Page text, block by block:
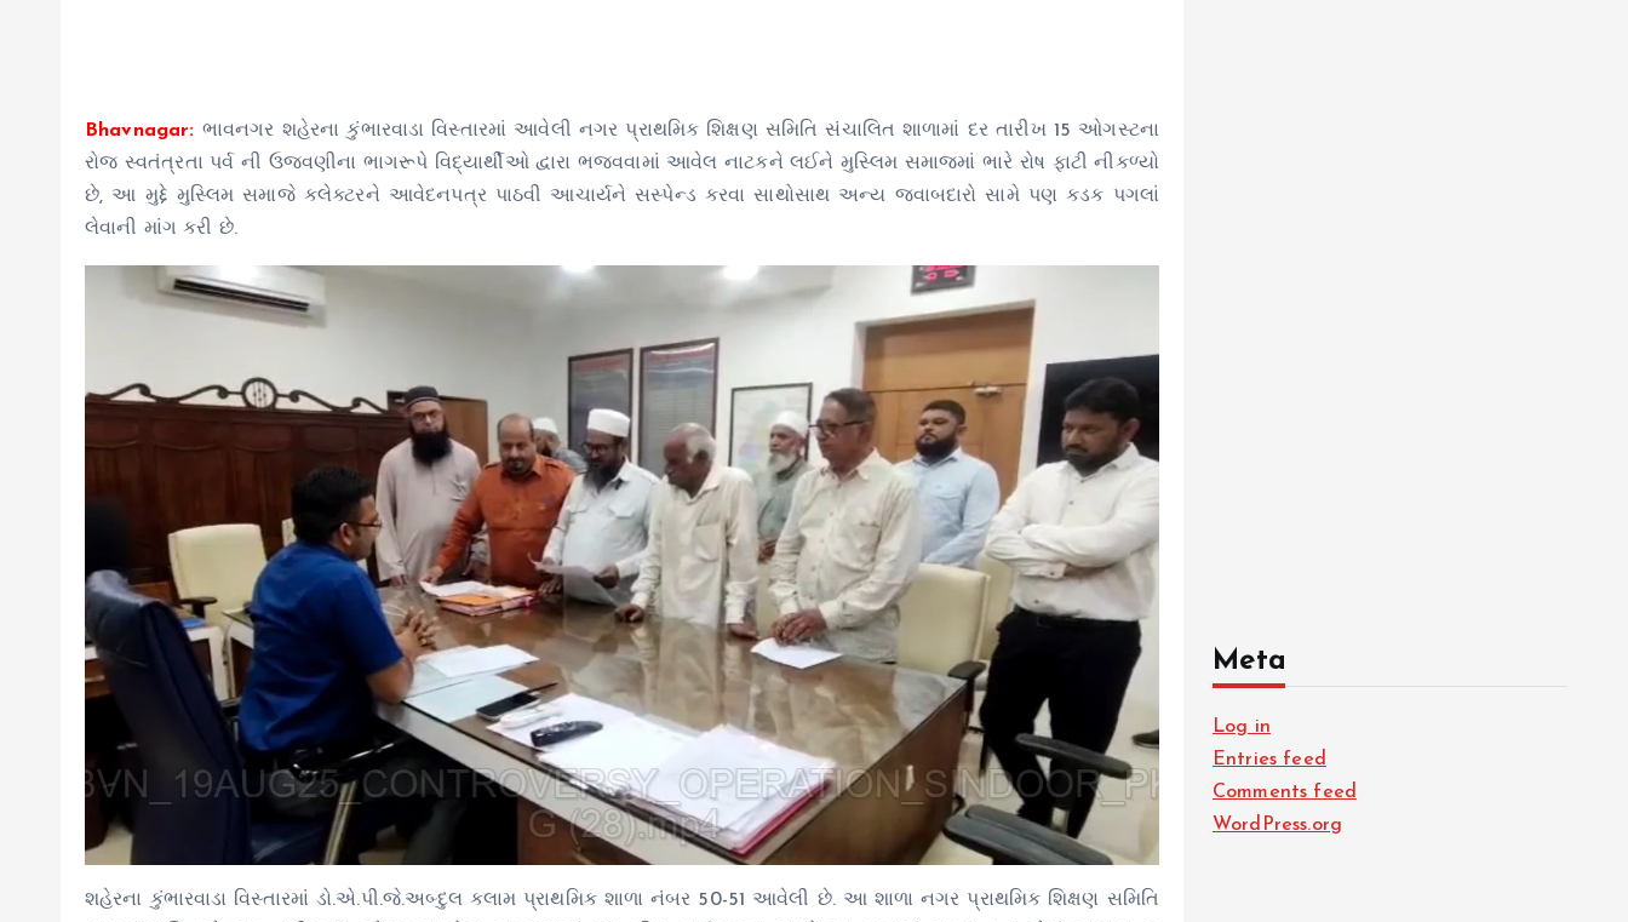
Bhavnagar: ભાવનગર શહેરના કુંભારવાડા વિસ્તારમાં આવેલી નગર પ્રાથમિક શિક્ષણ સમિતિ સંચાલિત શાળામાં દર તારીખ 15 ઓગસ્ટના
રોજ સ્વતંત્રતા પર્વ ની ઉજવણીના ભાગરૂપે વિદ્યાર્થીઓ દ્વારા ભજવવામાં આવેલ નાટકને લઈને મુસ્લિમ સમાજમાં ભારે રોષ ફાટી નીકળ્યો
છે, આ મુદ્દે મુસ્લિમ સમાજે કલેક્ટરને આવેદનપત્ર પાઠવી આચાર્યને સસ્પેન્ડ કરવા સાથોસાથ અન્ય જવાબદારો સામે પણ કડક પગલાં
લેવાની માંગ કરી છે.
શહેરના કુંભારવાડા વિસ્તારમાં ડો.એ.પી.જે.અબ્દુલ કલામ પ્રાથમિક શાળા નંબર 50-51 આવેલી છે. આ શાળા નગર પ્રાથમિક શિક્ષણ સમિતિ
Meta
Log in
Entries feed
Comments feed
WordPress.org